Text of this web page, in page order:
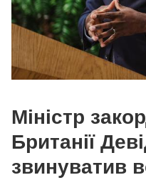
Міністр
Британії
звинуватив